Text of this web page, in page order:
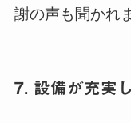
謝の声も聞かれ
7. 設備が充実